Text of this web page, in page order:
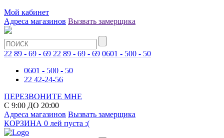
Мой кабинет
Адреса магазинов Вызвать замерщика
22 89 - 69 - 69 22 89 - 69 - 69 0601 - 500 - 50
0601 - 500 - 50
22 42-24-56
ПЕРЕЗВОНИТЕ МНЕ
С 9:00 ДО 20:00
Адреса магазинов Вызвать замерщика
КОРЗИНА 0 лей пуста :(